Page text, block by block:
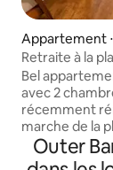
Appartement
Retraite à la
Emplacement
Bel
avec 2
récemment
marche de la
Hawk NC.
charmant
Outer